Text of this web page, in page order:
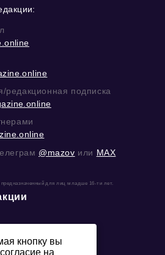
редакционная подписка
@mazov или MAX
для лиц младше 16-ти лет.
кнопку вы
на